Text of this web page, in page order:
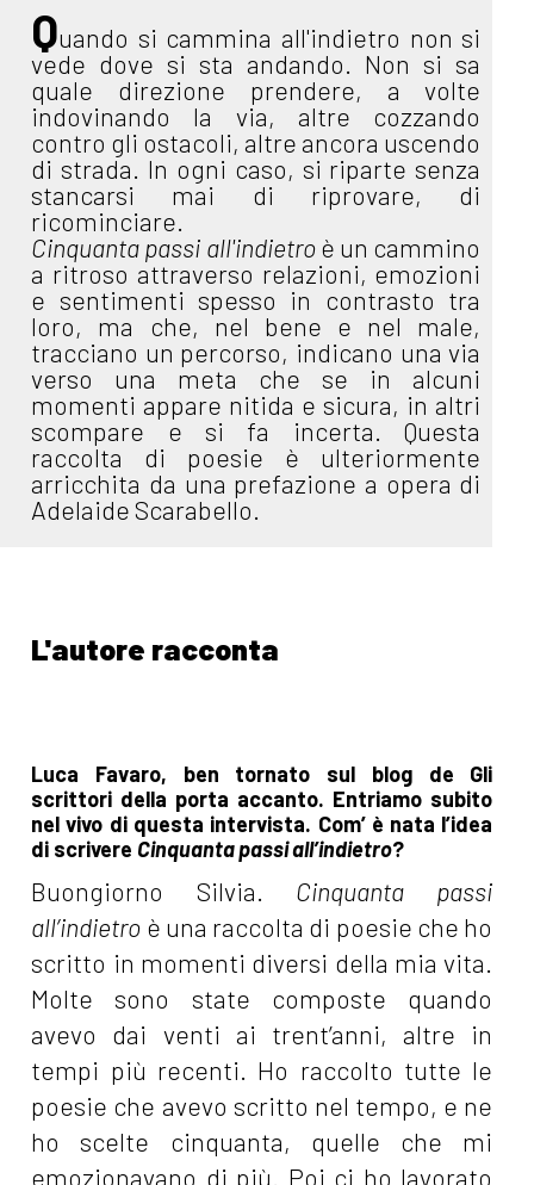
Quando si cammina all'indietro non si
vede dove si sta andando. Non si sa
quale direzione prendere, a volte
indovinando la via, altre cozzando
contro gli ostacoli, altre ancora uscendo
di strada. In ogni caso, si riparte senza
stancarsi mai di riprovare, di
ricominciare.
Cinquanta passi all'indietroè un cammino
a ritroso attraverso relazioni, emozioni
e sentimenti spesso in contrasto tra
loro, ma che, nel bene e nel male,
tracciano un percorso, indicano una via
verso una meta che se in alcuni
momenti appare nitida e sicura, in altri
scompare e si fa incerta. Questa
raccolta di poesie è ulteriormente
arricchita da una prefazione a opera di
Adelaide Scarabello.
L'autore racconta
Luca Favaro, ben tornato sul blog de Gli
scrittori della porta accanto. Entriamo subito
nel vivo di questa intervista. Com’ è nata l’idea
di scrivere Cinquanta passi all’indietro?
Buongiorno Silvia. Cinquanta passi
all’indietro è una raccolta di poesie che ho
scritto in momenti diversi della mia vita.
Molte sono state composte quando
avevo dai venti ai trent’anni, altre in
tempi più recenti. Ho raccolto tutte le
poesie che avevo scritto nel tempo, e ne
ho scelte cinquanta, quelle che mi
emozionavano di più. Poi ci ho lavorato